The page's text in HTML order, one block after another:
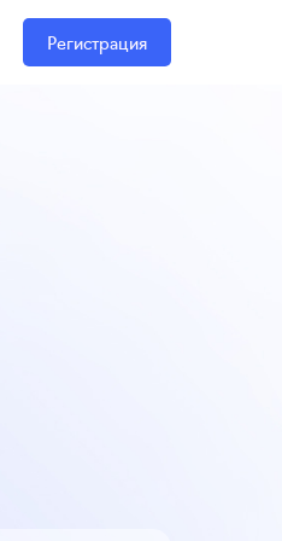
Регистрация